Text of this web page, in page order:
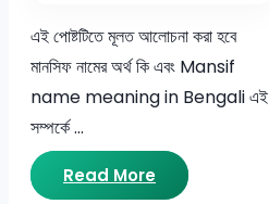
এই পোষ্টটিতে মূলত আলোচনা করা হবে
মানসিফ নামের অর্থ কি এবং Mansif
name meaning in Bengali এই
সম্পর্কে …
Read More